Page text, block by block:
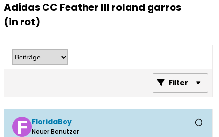
Adidas CC Feather III roland garros
(in rot)
Filter
FloridaBoy
Neuer Benutzer